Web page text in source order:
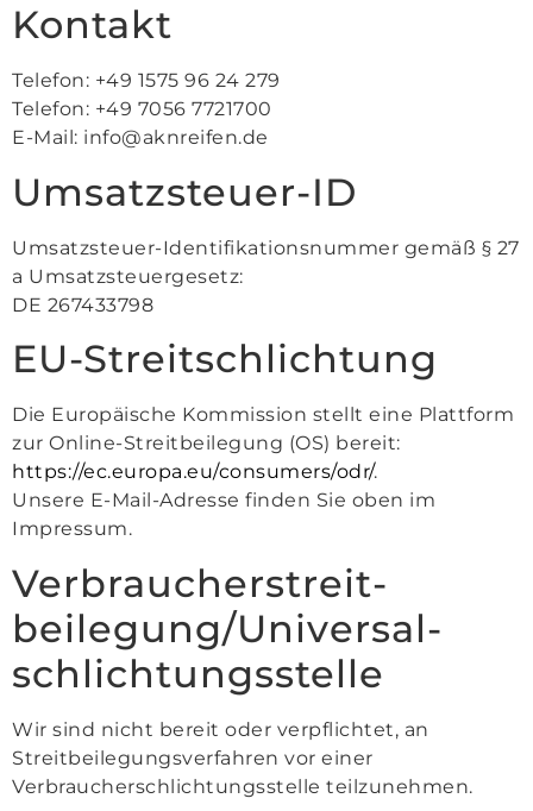
Kontakt
Telefon: +49 1575 96 24 279
Telefon: +49 7056 7721700
E-Mail: info@aknreifen.de
Umsatzsteuer-ID
Umsatzsteuer-Identifikationsnummer gemäß § 27
a Umsatzsteuergesetz:
DE 267433798
EU-Streitschlichtung
Die Europäische Kommission stellt eine Plattform
zur Online-Streitbeilegung (OS) bereit:
https://ec.europa.eu/consumers/odr/.
Unsere E-Mail-Adresse finden Sie oben im
Impressum.
Verbraucher­streit­
beilegung/Universal­
schlichtungs­stelle
Wir sind nicht bereit oder verpflichtet, an
Streitbeilegungsverfahren vor einer
Verbraucherschlichtungsstelle teilzunehmen.